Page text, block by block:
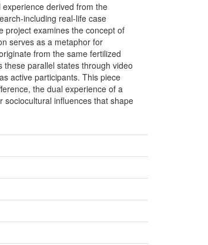
experience derived from the
including real-life case
project examines the concept of
serves as a metaphor for
from the same fertilized
parallel states through video
active participants. This piece
the dual experience of a
sociocultural influences that shape